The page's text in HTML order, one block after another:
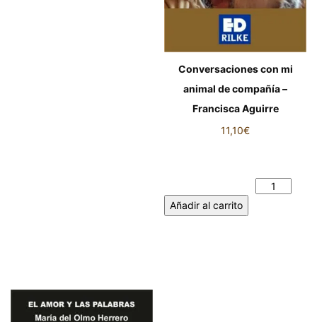
Conversaciones con mi
animal de compañía –
Francisca Aguirre
11,10€
Añadir al carrito